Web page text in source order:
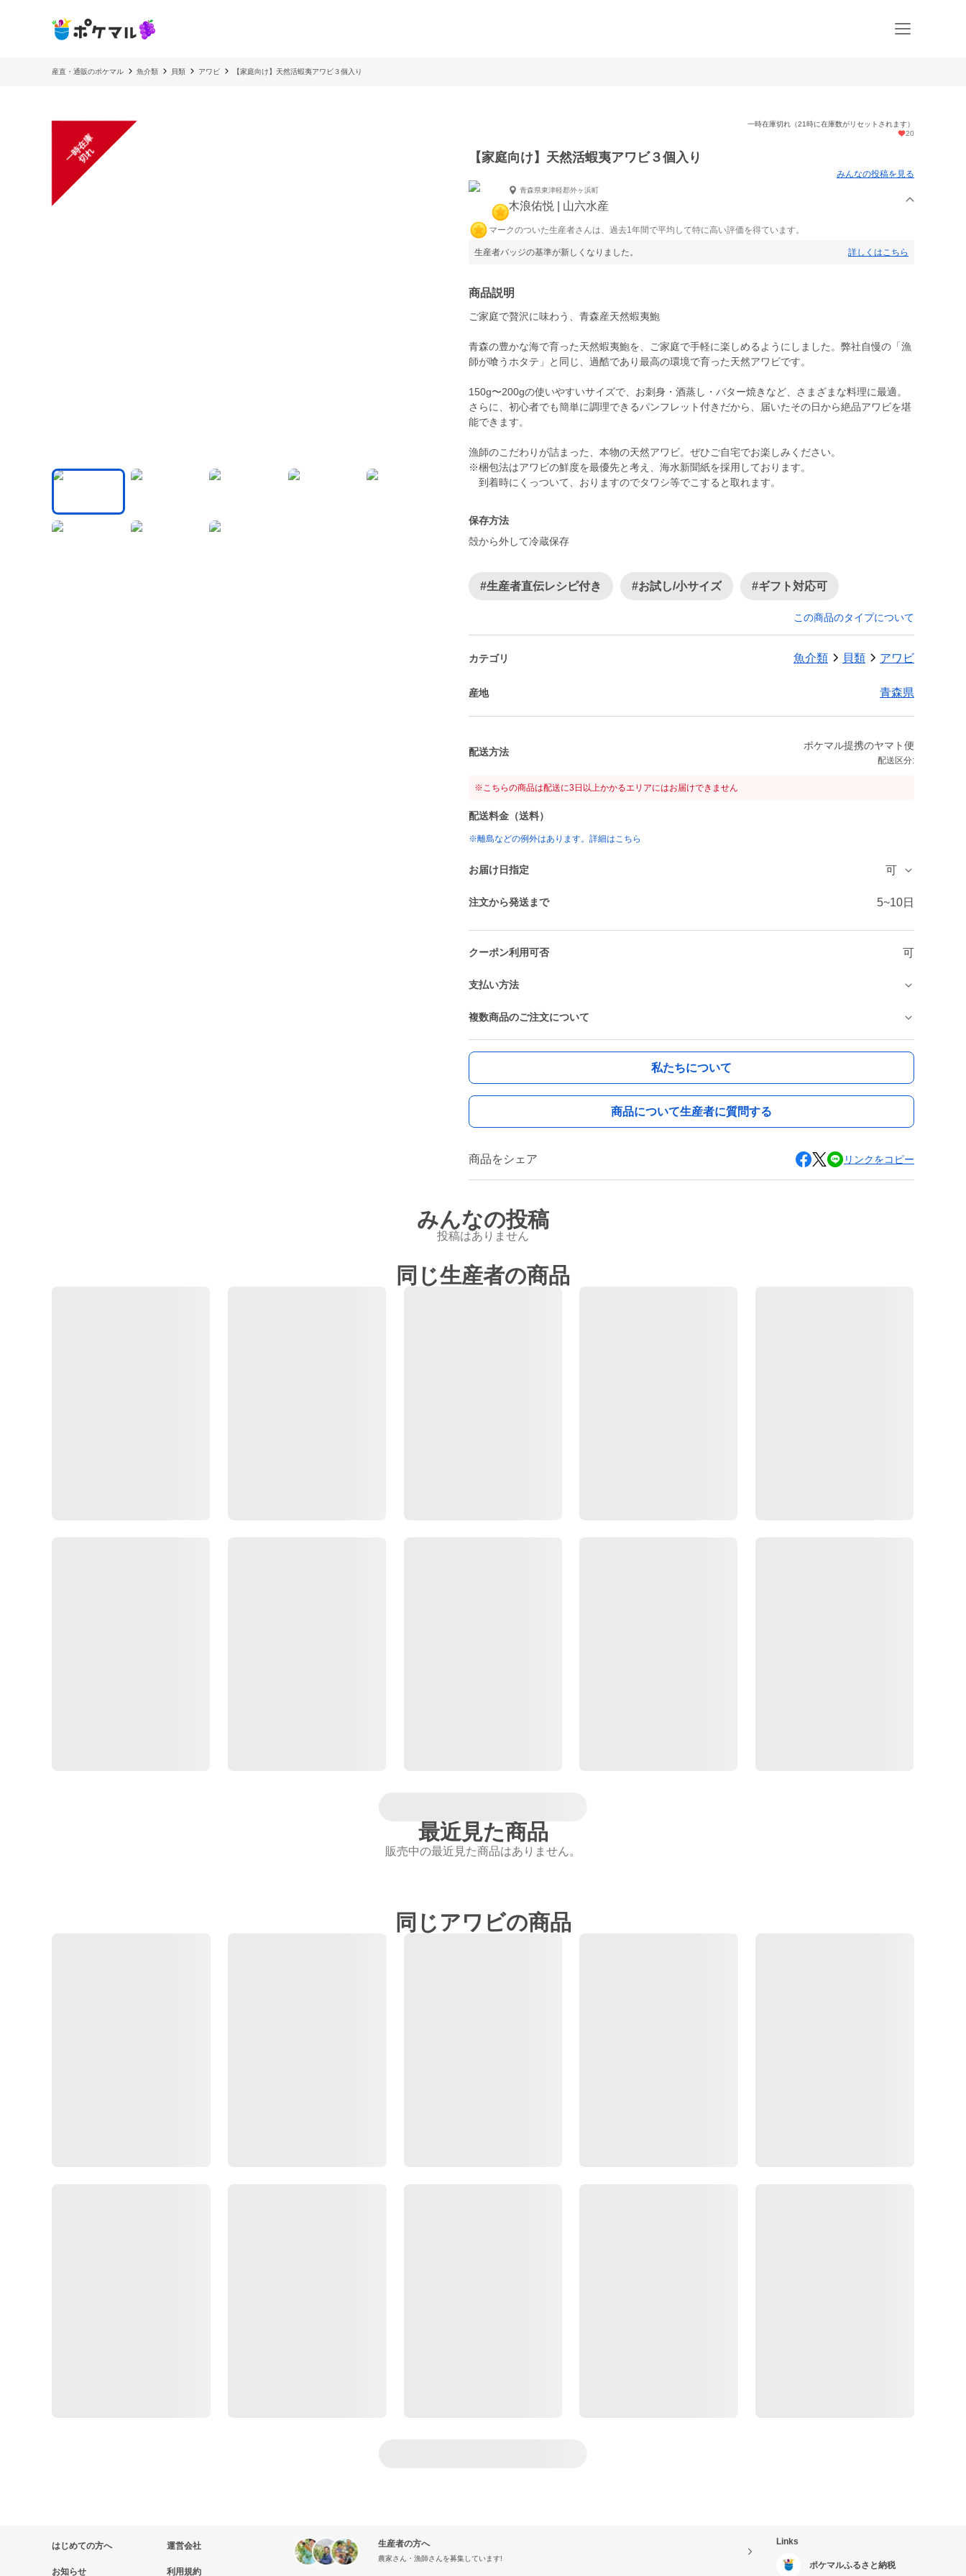
産直・通販のポケマル 魚介類 貝類 アワビ 【家庭向け】天然活蝦夷アワビ３個入り
一
時
在
庫
切
れ
一時在庫切れ（21時に在庫数がリセットされます）
20
【家庭向け】天然活蝦夷アワビ３個入り
みんなの投稿を見る
青森県東津軽郡外ヶ浜町
木浪佑悦 | 山六水産
マークのついた生産者さんは、過去1年間で平均して特に高い評価を得ています。
生産者バッジの基準が新しくなりました。 詳しくはこちら
商品説明
ご家庭で贅沢に味わう、青森産天然蝦夷鮑
青森の豊かな海で育った天然蝦夷鮑を、ご家庭で手軽に楽しめるようにしました。弊社自慢の「漁
師が喰うホタテ」と同じ、過酷であり最高の環境で育った天然アワビです。
150g〜200gの使いやすいサイズで、お刺身・酒蒸し・バター焼きなど、さまざまな料理に最適。
さらに、初心者でも簡単に調理できるパンフレット付きだから、届いたその日から絶品アワビを堪
能できます。
漁師のこだわりが詰まった、本物の天然アワビ。ぜひご自宅でお楽しみください。
※梱包法はアワビの鮮度を最優先と考え、海水新聞紙を採用しております。
到着時にくっついて、おりますのでタワシ等でこすると取れます。
保存方法
殻から外して冷蔵保存
#生産者直伝レシピ付き #お試し/小サイズ #ギフト対応可
この商品のタイプについて
カテゴリ 魚介類 貝類 アワビ
産地 青森県
配送方法
ポケマル提携のヤマト便
配送区分:
※こちらの商品は配送に3日以上かかるエリアにはお届けできません
配送料金（送料）
※離島などの例外はあります。詳細はこちら
お届け日指定 可
注文から発送まで 5~10日
クーポン利用可否 可
支払い方法
複数商品のご注文について
私たちについて
商品について生産者に質問する
商品をシェア リンクをコピー
みんなの投稿
投稿はありません
同じ生産者の商品
最近見た商品
販売中の最近見た商品はありません。
同じアワビの商品
はじめての方へ
お知らせ
運営会社
利用規約
生産者の方へ
農家さん・漁師さんを募集しています!
Links
ポケマルふるさと納税